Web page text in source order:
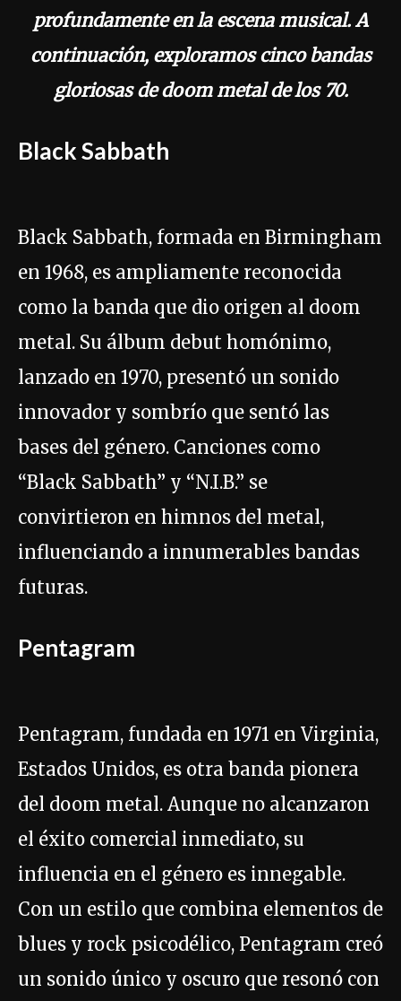
profundamente en la escena musical. A
continuación, exploramos cinco bandas
gloriosas de doom metal de los 70.
Black Sabbath
Black Sabbath, formada en Birmingham
en 1968, es ampliamente reconocida
como la banda que dio origen al doom
metal. Su álbum debut homónimo,
lanzado en 1970, presentó un sonido
innovador y sombrío que sentó las
bases del género. Canciones como
“Black Sabbath” y “N.I.B.” se
convirtieron en himnos del metal,
influenciando a innumerables bandas
futuras.
Pentagram
Pentagram, fundada en 1971 en Virginia,
Estados Unidos, es otra banda pionera
del doom metal. Aunque no alcanzaron
el éxito comercial inmediato, su
influencia en el género es innegable.
Con un estilo que combina elementos de
blues y rock psicodélico, Pentagram creó
un sonido único y oscuro que resonó con